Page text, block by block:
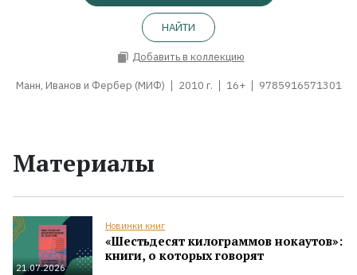
НАЙТИ
Добавить в коллекцию
Манн, Иванов и Фербер (МИФ) 2010 г. 16+ 9785916571301
Материалы
21.07.2026
Новинки книг
«Шестьдесят килограммов нокаутов»:
книги, о которых говорят